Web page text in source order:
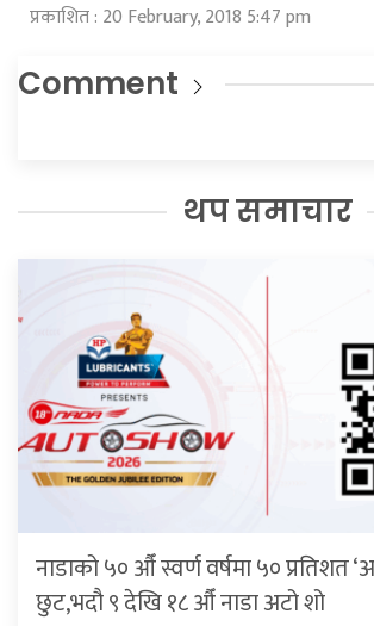
प्रकाशित : 20 February, 2018 5:47 pm
Comment
थप समाचार
नाडाको ५० औँ स्वर्ण वर्षमा ५० प्रतिशत
छुट,भदौ ९ देखि १८ औँ नाडा अटो शो